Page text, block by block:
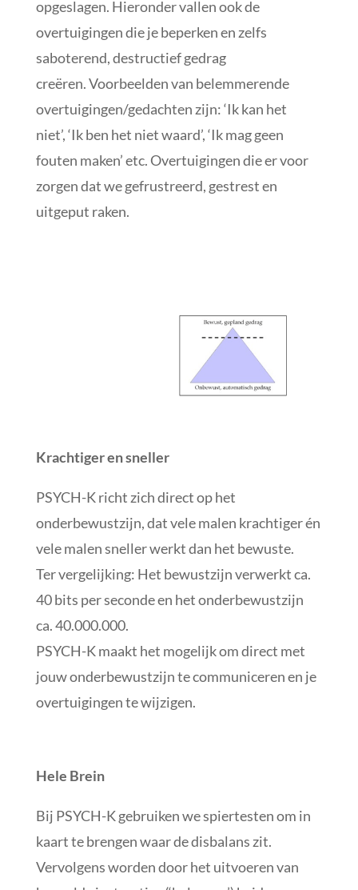
opgeslagen. Hieronder vallen ook de
overtuigingen die je beperken en zelfs
saboterend, destructief gedrag
creëren. Voorbeelden van belemmerende
overtuigingen/gedachten zijn: ‘Ik kan het
niet’, ‘Ik ben het niet waard’, ‘Ik mag geen
fouten maken’ etc. Overtuigingen die er voor
zorgen dat we gefrustreerd, gestrest en
uitgeput raken.
Krachtiger en sneller
PSYCH-K richt zich direct op het
onderbewustzijn, dat vele malen krachtiger én
vele malen sneller werkt dan het bewuste.
Ter vergelijking: Het bewustzijn verwerkt ca.
40 bits per seconde en het onderbewustzijn
ca. 40.000.000.
PSYCH-K maakt het mogelijk om direct met
jouw onderbewustzijn te communiceren en je
overtuigingen te wijzigen.
Hele Brein
Bij PSYCH-K gebruiken we spiertesten om in
kaart te brengen waar de disbalans zit.
Vervolgens worden door het uitvoeren van